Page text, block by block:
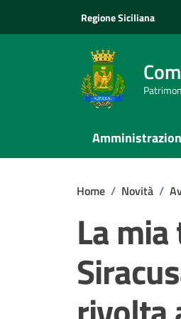
Regione Siciliana
Home / Novità /
La